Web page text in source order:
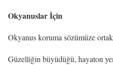
Okyanuslar İçin
Okyanus koruma sözümüze
Güzelliğin büyüdüğü, hayaton